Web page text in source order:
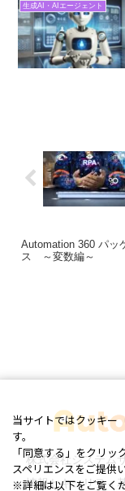
生成AI・AIエージェント
Automation 360 パッ
ス ～変数編～
株式会社システム
情報セキュリティ
当サイトではクッキー
す。
「同意する」をクリ
スペリエンスをご提供
※詳細は以下をご覧く